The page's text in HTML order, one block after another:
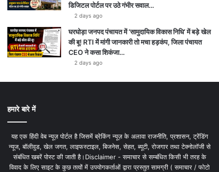
डिजिटल पोर्टल पर उठे गंभीर सवाल…
2 days ago
घरघोड़ा जनपद पंचायत में ‘सामुदायिक विकास निधि’ में बड़े खेल
की बू! RTI में मांगी जानकारी तो मचा हड़कंप, जिला पंचायत
CEO ने कसा शिकंजा…
2 days ago
हमारे बारे में
यह एक हिंदी वेब न्यूज़ पोर्टल है जिसमें ब्रेकिंग न्यूज़ के अलावा राजनीति, प्रशासन, ट्रेंडिंग
न्यूज, बॉलीवुड, खेल जगत, लाइफस्टाइल, बिजनेस, सेहत, ब्यूटी, रोजगार तथा टेक्नोलॉजी से
संबंधित खबरें पोस्ट की जाती है।Disclaimer - समाचार से सम्बंधित किसी भी तरह के
विवाद के लिए साइट के कुछ तत्वों में उपयोगकर्ताओं द्वारा प्रस्तुत सामग्री ( समाचार / फोटो